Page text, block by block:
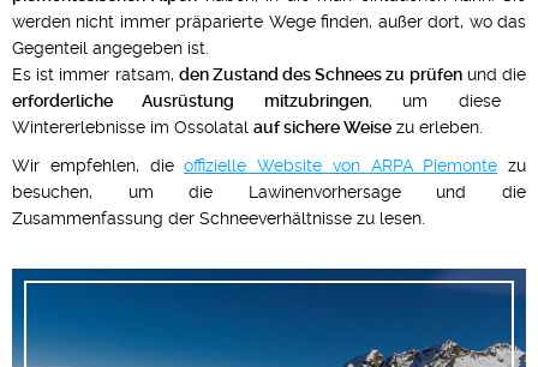
werden nicht immer präparierte Wege finden, außer dort, wo das
Gegenteil angegeben ist.
Es ist immer ratsam, den Zustand des Schnees zu prüfenund die
erforderliche Ausrüstung mitzubringen, um diese
Wintererlebnisse im Ossolatal auf sichere Weise zu erleben.
Wir empfehlen, dieoffizielle Website von ARPA Piemonte zu
besuchen, um die Lawinenvorhersage und die
Zusammenfassung der Schneeverhältnisse zu lesen.